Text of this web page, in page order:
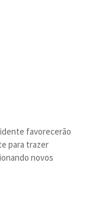
favorecerão
para trazer
novos